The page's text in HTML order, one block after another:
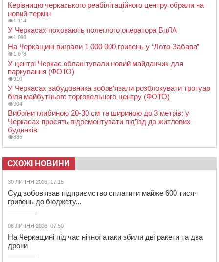
Керівницю черкаського реабілітаційного центру обрали на
новий термін
1 114
У Черкасах поховають полеглого оператора БпЛА
1 098
На Черкащині виграли 1 000 000 гривень у “Лото-Забава”
1 078
У центрі Черкас облаштували новий майданчик для
паркування (ФОТО)
910
У Черкасах забудовника зобов’язали розблокувати тротуар
біля майбутнього торговельного центру (ФОТО)
904
Вибоїни глибиною 20-30 см та шириною до 3 метрів: у
Черкасах просять відремонтувати під’їзд до житлових
будинків
885
СХОЖІ НОВИНИ
30 ЛИПНЯ 2026, 17:15
Суд зобов’язав підприємство сплатити майже 600 тисяч
гривень до бюджету...
06 ЛИПНЯ 2026, 07:50
На Черкащині під час нічної атаки збили дві ракети та два
дрони